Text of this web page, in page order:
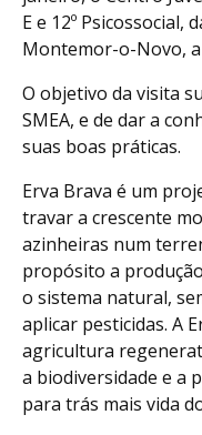
E e 12º Psicossocial,
Montemor-o-Novo,
O objetivo da visita
SMEA, e de dar a
suas boas práticas.
Erva Brava é um
travar a crescente
azinheiras num
propósito a
o sistema natural,
aplicar pesticidas. A
agricultura
a biodiversidade e a
para trás mais vida